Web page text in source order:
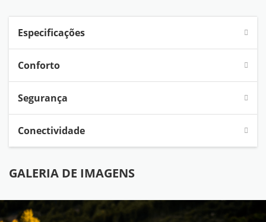
Especificações
Conforto
Segurança
Conectividade
GALERIA DE IMAGENS